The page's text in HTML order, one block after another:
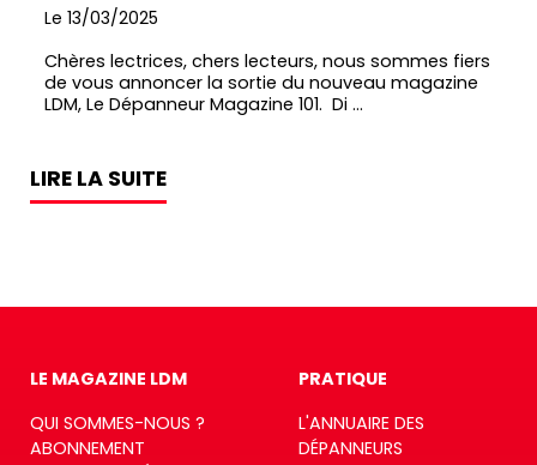
Le 13/03/2025
Chères lectrices, chers lecteurs, nous sommes fiers
de vous annoncer la sortie du nouveau magazine
LDM, Le Dépanneur Magazine 101. Di ...
LIRE LA SUITE
LE MAGAZINE LDM
QUI SOMMES-NOUS ?
ABONNEMENT
PRATIQUE
L'ANNUAIRE DES
DÉPANNEURS